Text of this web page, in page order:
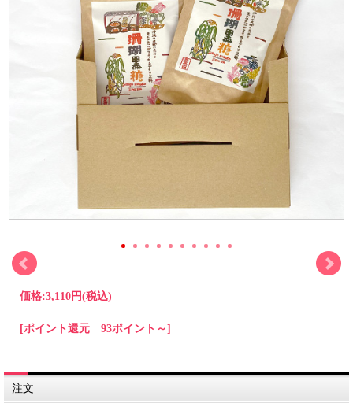
価格:3,110円(税込)
[ポイント還元 93ポイント～]
注文